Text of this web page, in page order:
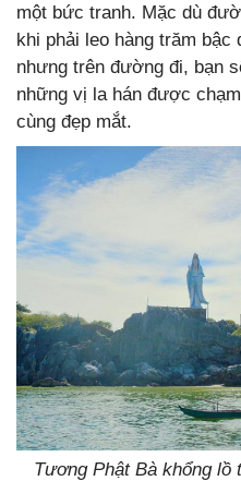
một bức tranh. Mặc dù
khi phải leo hàng trăm bậc
nhưng trên đường đi, bạn
những vị la hán được
cùng đẹp mắt.
Tương Phật Bà khổng lồ